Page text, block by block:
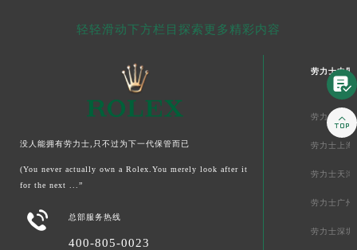
轻轻滑动下方栏目探索更多精彩内容
没人能拥有劳力士,只不过为下一代保管而已
(You never actually own a Rolex.You merely look after it
for the next ...”
 总部服务热线
400-805-0023
劳力士中国
劳力士北京
劳力士上海
劳力士天津
劳力士广州
劳力士深圳

